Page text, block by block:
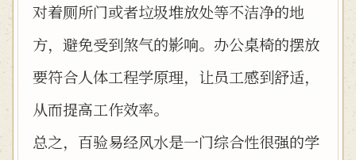
对着厕所门或者垃圾堆放处等不洁净的地
方，避免受到煞气的影响。办公桌椅的摆放
要符合人体工程学原理，让员工感到舒适，
从而提高工作效率。
总之，百验易经风水是一门综合性很强的学